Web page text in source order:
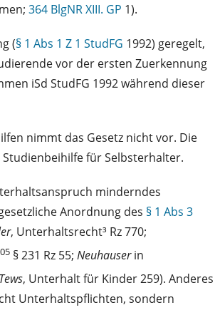
364 BlgNR XIII. GP 1).
(§ 1 Abs 1 Z 1 StudFG 1992) geregelt,
vor der ersten Zuerkennung
iSd StudFG 1992 während dieser
nimmt das Gesetz nicht vor. Die
für Selbsterhalter.
minderndes
Anordnung des § 1 Abs 3
, Unterhaltsrecht³ Rz 770;
§ 231 Rz 55; Neuhauserin
Tews, Unterhalt für Kinder 259). Anderes
Unterhaltspflichten, sondern